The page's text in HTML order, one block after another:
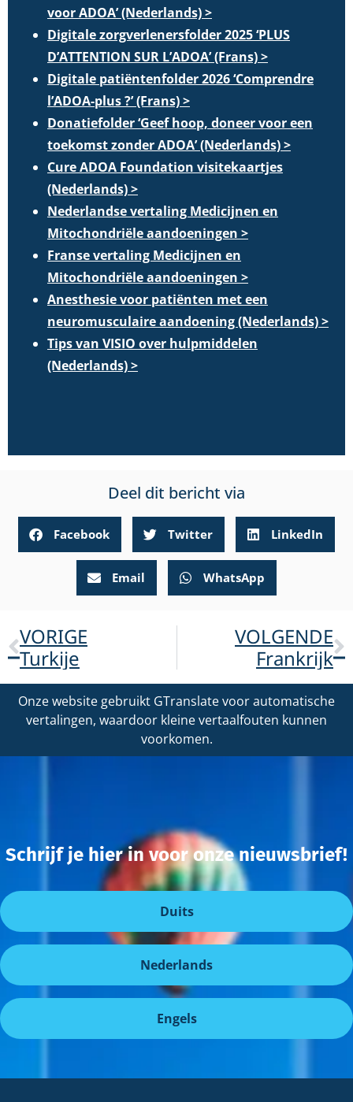
voor ADOA’ (Nederlands) >
Digitale zorgverlenersfolder 2025 ‘PLUS
D’ATTENTION SUR L’ADOA’ (Frans) >
Digitale patiëntenfolder 2026 ‘Comprendre
l’ADOA-plus ?’ (Frans) >
Donatiefolder ‘Geef hoop, doneer voor een
toekomst zonder ADOA’ (Nederlands) >
Cure ADOA Foundation visitekaartjes
(Nederlands) >
Nederlandse vertaling Medicijnen en
Mitochondriële aandoeningen >
Franse vertaling Medicijnen en
Mitochondriële aandoeningen >
Anesthesie voor patiënten met een
neuromusculaire aandoening (Nederlands) >
Tips van VISIO over hulpmiddelen
(Nederlands) >
Deel dit bericht via
Facebook Twitter LinkedIn
Email WhatsApp
VORIGE
Turkije
VOLGENDE
Frankrijk
Onze website gebruikt GTranslate voor automatische
vertalingen, waardoor kleine vertaalfouten kunnen
voorkomen.
Schrijf je hier in voor onze nieuwsbrief!
Duits
Nederlands
Engels